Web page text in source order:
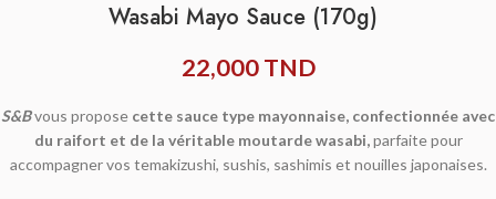
Wasabi Mayo Sauce (170g)
22,000TND
S&Bvous propose cette sauce type mayonnaise, confectionnée avec
du raifort et de la véritable moutarde wasabi,parfaite pour
accompagner vos temakizushi, sushis, sashimis et nouilles japonaises.